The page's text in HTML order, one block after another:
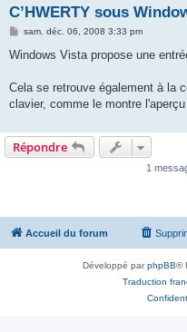
C’HWERTY sous
M
s
g
sam. déc. 06, 2008 3:33 pm
Windows Vista propose une
Cela se retrouve également à la
clavier, comme le montre
Répondre
1
Accueil du forum
Développé parphpBB®
Traduction